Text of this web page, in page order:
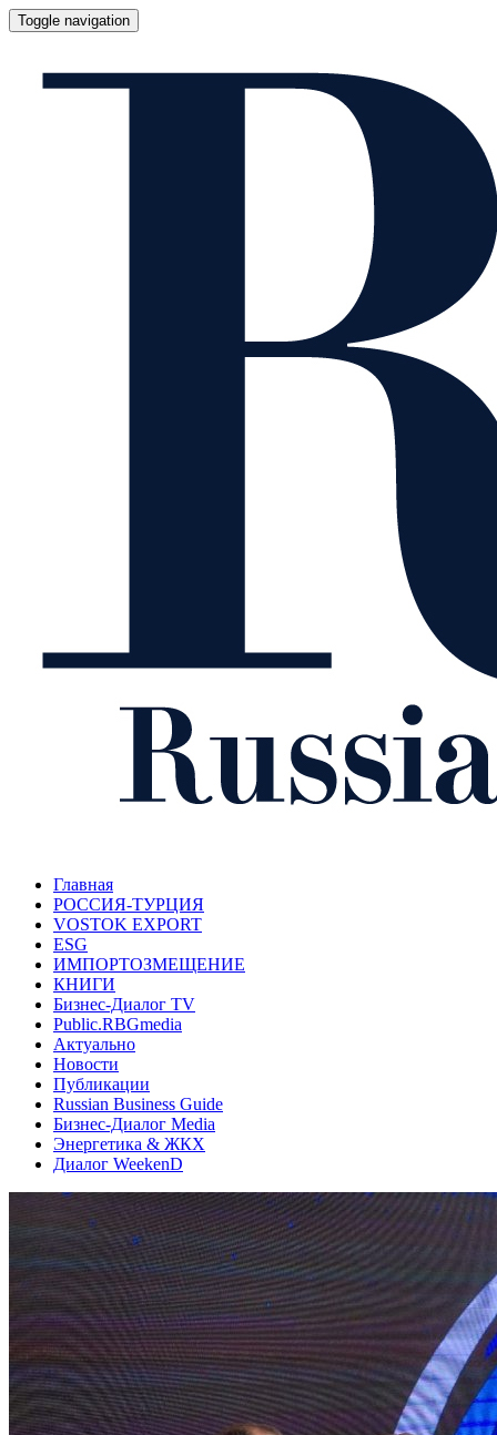
Toggle navigation
Главная
РОССИЯ-ТУРЦИЯ
VOSTOK EXPORT
ESG
ИМПОРТОЗМЕЩЕНИЕ
КНИГИ
Бизнес-Диалог TV
Public.RBGmedia
Актуально
Новости
Публикации
Russian Business Guide
Бизнес-Диалог Media
Энергетика & ЖКХ
Диалог WeekenD